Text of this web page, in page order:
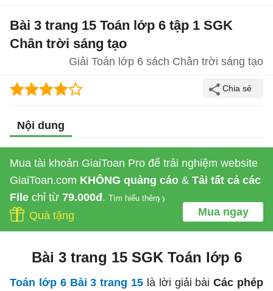
Bài 3 trang 15 Toán lớp 6 tập 1 SGK
Chân trời sáng tạo
Giải Toán lớp 6 sách Chân trời sáng tạo
Nội dung
Mua tài khoản GiaiToan Pro để trải nghiệm website
GiaiToan.com KHÔNG quảng cáo & Tải tất cả các
File chỉ từ 79.000đ. Tìm hiểu thêm
Mua ngay
Quà tặng
Bài 3 trang 15 SGK Toán lớp 6
Toán lớp 6 Bài 3 trang 15 là lời giải bài Các phép